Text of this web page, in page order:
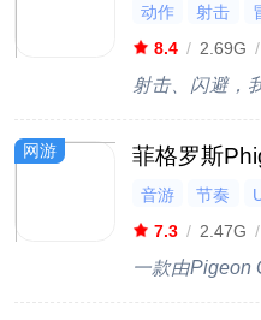
动作 射击
休闲
8.4 / 2.69G /
射击、闪避，
网游 菲格罗斯
音游 节奏
抖音热游
7.3 / 2.47G /